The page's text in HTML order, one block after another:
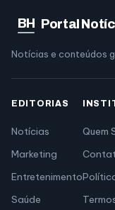
BH Portal
Notícias e conteúdos
EDITORIAS
Notícias
Marketing
Entretenimento
Saúde
Quem